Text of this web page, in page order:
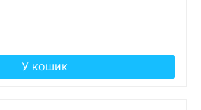
У кошик